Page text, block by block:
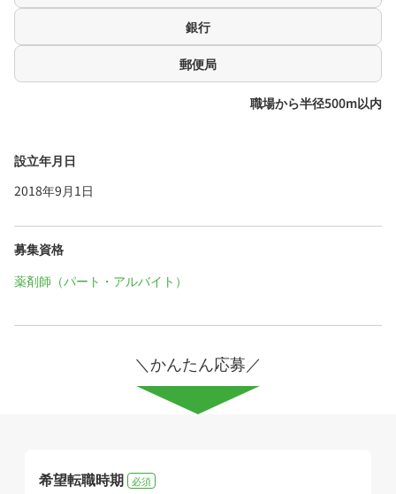
銀行
郵便局
職場から半径500m以内
設立年月日
2018年9月1日
募集資格
薬剤師（パート・アルバイト）
＼かんたん応募／
希望転職時期 必須